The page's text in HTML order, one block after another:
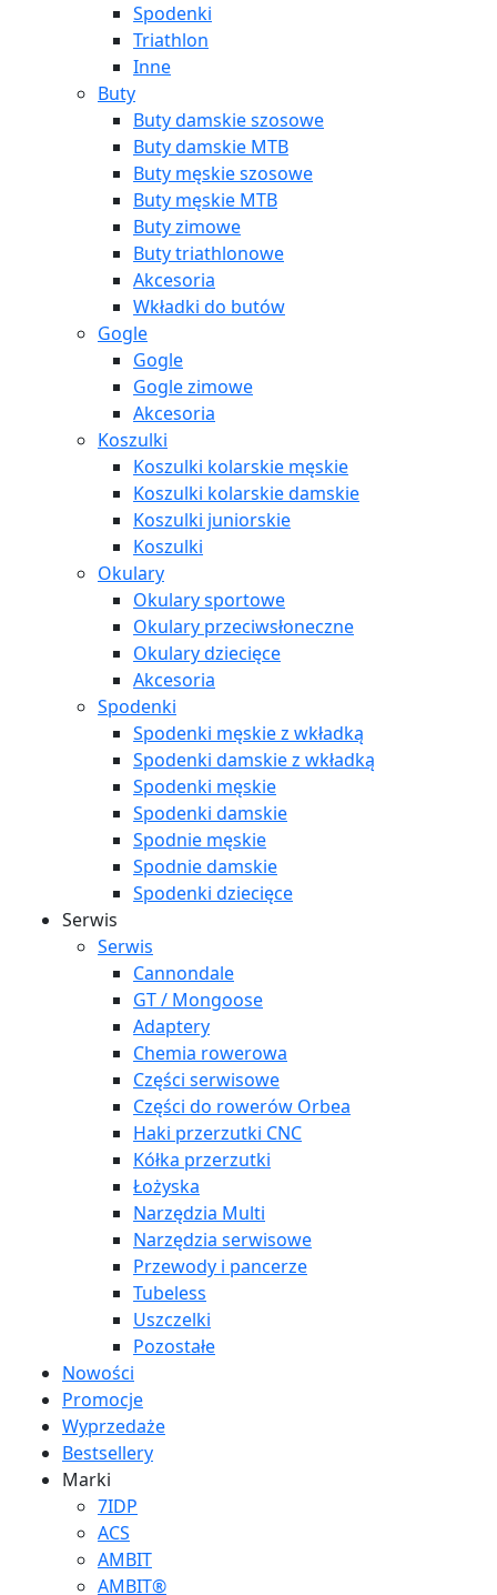
Spodenki
Triathlon
Inne
Buty
Buty damskie szosowe
Buty damskie MTB
Buty męskie szosowe
Buty męskie MTB
Buty zimowe
Buty triathlonowe
Akcesoria
Wkładki do butów
Gogle
Gogle
Gogle zimowe
Akcesoria
Koszulki
Koszulki kolarskie męskie
Koszulki kolarskie damskie
Koszulki juniorskie
Koszulki
Okulary
Okulary sportowe
Okulary przeciwsłoneczne
Okulary dziecięce
Akcesoria
Spodenki
Spodenki męskie z wkładką
Spodenki damskie z wkładką
Spodenki męskie
Spodenki damskie
Spodnie męskie
Spodnie damskie
Spodenki dziecięce
Serwis
Serwis
Cannondale
GT / Mongoose
Adaptery
Chemia rowerowa
Części serwisowe
Części do rowerów Orbea
Haki przerzutki CNC
Kółka przerzutki
Łożyska
Narzędzia Multi
Narzędzia serwisowe
Przewody i pancerze
Tubeless
Uszczelki
Pozostałe
Nowości
Promocje
Wyprzedaże
Bestsellery
Marki
7IDP
ACS
AMBIT
AMBIT®